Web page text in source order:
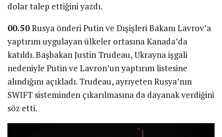
dolar talep ettiğini yazdı.
00.50Rusya önderi Putin ve Dışişleri Bakanı Lavrov’a
yaptırım uygulayan ülkeler ortasına Kanada’da
katıldı. Başbakan Justin Trudeau, Ukrayna işgali
nedeniyle Putin ve Lavron’un yaptırım listesine
alındığını açıkladı. Trudeau, ayrıyeten Rusya’nın
SWIFT sisteminden çıkarılmasına da dayanak verdiğini
söz etti.